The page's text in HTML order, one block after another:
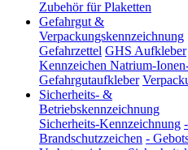
Zubehör für Plaketten
Gefahrgut &
Verpackungskennzeichnung
Gefahrzettel GHS Aufkleber
Kennzeichen Natrium-
Gefahrgutaufkleber
Sicherheits- &
Betriebskennzeichnung
Sicherheits-Kennzeichnung -
Brandschutzzeichen -